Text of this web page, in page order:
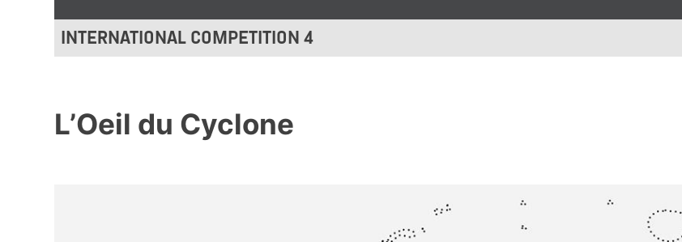
INTERNATIONAL COMPETITION 4
L’Oeil du Cyclone